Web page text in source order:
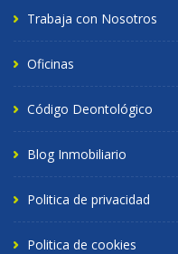
Trabaja con Nosotros
Oficinas
Código Deontológico
Blog Inmobiliario
Politica de privacidad
Politica de cookies